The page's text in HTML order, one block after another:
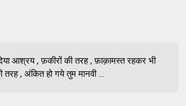
आश्रय , फ़कीरों की तरह , फ़ाक़ामस्त रहकर भी
तरह , अंकित हो गये तुम मानवी ...